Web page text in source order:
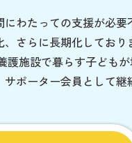
わたっての支援が必要
さらに長期化しており
施設で暮らす子どもが
ポーター会員として継